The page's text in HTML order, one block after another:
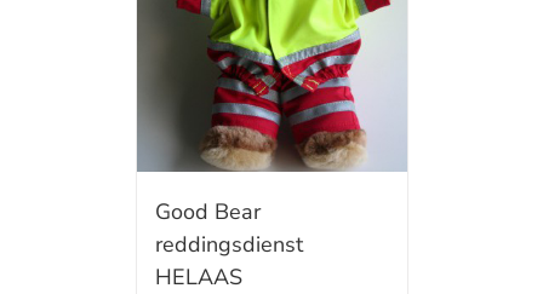
Good Bear
reddingsdienst
HELAAS